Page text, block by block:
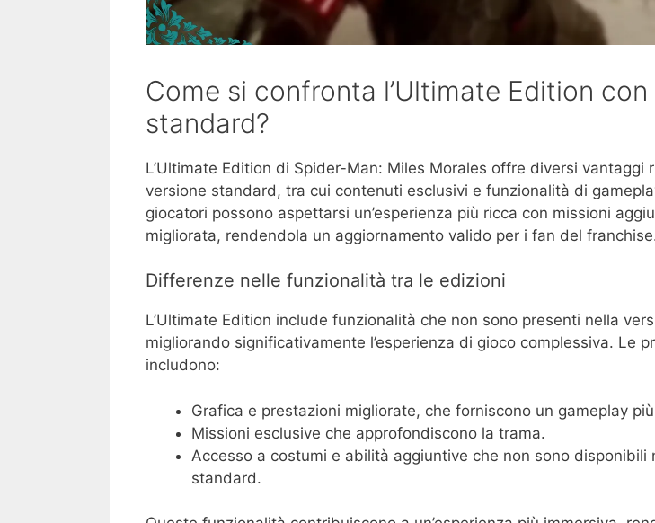
Come si confronta l’Ultimate Edition
standard?
L’Ultimate Edition di Spider-Man: Miles Morales offre diversi vantaggi
versione standard, tra cui contenuti esclusivi e funzionalità di
giocatori possono aspettarsi un’esperienza più ricca con missioni
migliorata, rendendola un aggiornamento valido per i fan del
Differenze nelle funzionalità tra le edizioni
L’Ultimate Edition include funzionalità che non sono presenti nella
migliorando significativamente l’esperienza di gioco complessiva. Le
includono:
Grafica e prestazioni migliorate, che forniscono un gameplay
Missioni esclusive che approfondiscono la trama.
Accesso a costumi e abilità aggiuntive che non sono disponibili
standard.